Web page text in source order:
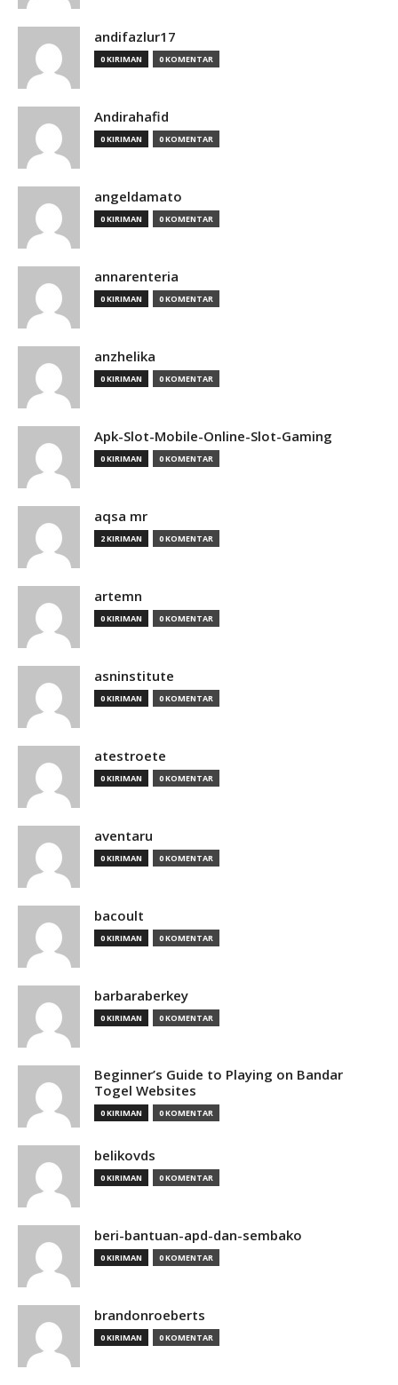
andifazlur17
0 KIRIMAN 0 KOMENTAR
Andirahafid
0 KIRIMAN 0 KOMENTAR
angeldamato
0 KIRIMAN 0 KOMENTAR
annarenteria
0 KIRIMAN 0 KOMENTAR
anzhelika
0 KIRIMAN 0 KOMENTAR
Apk-Slot-Mobile-Online-Slot-Gaming
0 KIRIMAN 0 KOMENTAR
aqsa mr
2 KIRIMAN 0 KOMENTAR
artemn
0 KIRIMAN 0 KOMENTAR
asninstitute
0 KIRIMAN 0 KOMENTAR
atestroete
0 KIRIMAN 0 KOMENTAR
aventaru
0 KIRIMAN 0 KOMENTAR
bacoult
0 KIRIMAN 0 KOMENTAR
barbaraberkey
0 KIRIMAN 0 KOMENTAR
Beginner’s Guide to Playing on Bandar
Togel Websites
0 KIRIMAN 0 KOMENTAR
belikovds
0 KIRIMAN 0 KOMENTAR
beri-bantuan-apd-dan-sembako
0 KIRIMAN 0 KOMENTAR
brandonroeberts
0 KIRIMAN 0 KOMENTAR